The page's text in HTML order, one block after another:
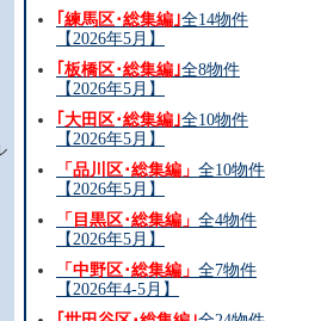
｢練馬区･総集編｣全14物件
【2026年5月】
｢板橋区･総集編｣全8物件
【2026年5月】
｢大田区･総集編｣全10物件
【2026年5月】
「品川区･総集編」 全10物件
【2026年5月】
「目黒区･総集編」 全4物件
【2026年5月】
「中野区･総集編」 全7物件
【2026年4-5月】